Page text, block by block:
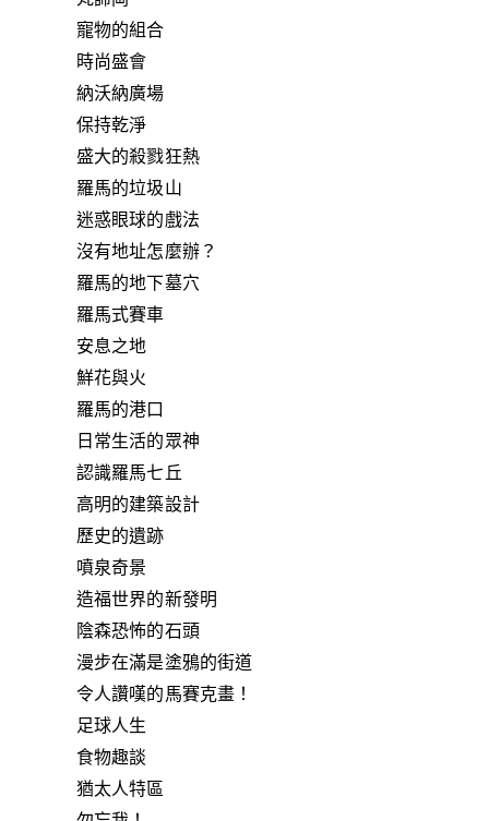
寵物的組合
時尚盛會
納沃納廣場
保持乾淨
盛大的殺戮狂熱
羅馬的垃圾山
迷惑眼球的戲法
沒有地址怎麼辦？
羅馬的地下墓穴
羅馬式賽車
安息之地
鮮花與火
羅馬的港口
日常生活的眾神
認識羅馬七丘
高明的建築設計
歷史的遺跡
噴泉奇景
造福世界的新發明
陰森恐怖的石頭
漫步在滿是塗鴉的街道
令人讚嘆的馬賽克畫！
足球人生
食物趣談
猶太人特區